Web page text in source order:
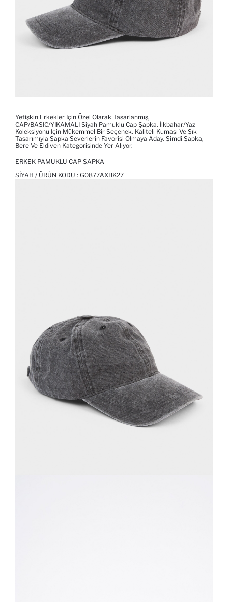
Yetişkin Erkekler Için Özel Olarak Tasarlanmış,
CAP/BASIC/YIKAMALI Siyah Pamuklu Cap Şapka. İlkbahar/Yaz
Koleksiyonu Için Mükemmel Bir Seçenek. Kaliteli Kumaşı Ve Şık
Tasarımıyla Şapka Severlerin Favorisi Olmaya Aday. Şimdi Şapka,
Bere Ve Eldiven Kategorisinde Yer Alıyor.
ERKEK PAMUKLU CAP ŞAPKA
SIYAH / ÜRÜN KODU : G0877AXBK27